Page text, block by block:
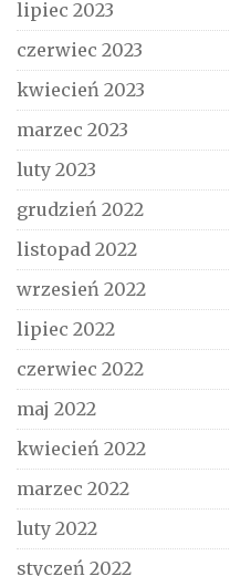
lipiec 2023
czerwiec 2023
kwiecień 2023
marzec 2023
luty 2023
grudzień 2022
listopad 2022
wrzesień 2022
lipiec 2022
czerwiec 2022
maj 2022
kwiecień 2022
marzec 2022
luty 2022
styczeń 2022